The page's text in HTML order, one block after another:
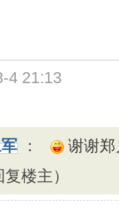
4 21:13
： 谢谢
楼主）